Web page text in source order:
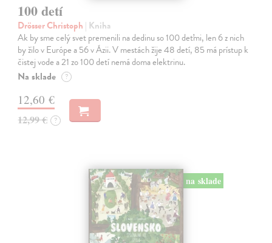
100 detí
Drösser Christoph | Kniha
Ak by sme celý svet premenili na dedinu so 100 deťmi, len 6 z nich
by žilo v Európe a 56 v Ázii. V mestách žije 48 detí, 85 má prístup k
čistej vode a 21 zo 100 detí nemá doma elektrinu.
Na sklade ?
12,60 €
12,99 € ?
na sklade